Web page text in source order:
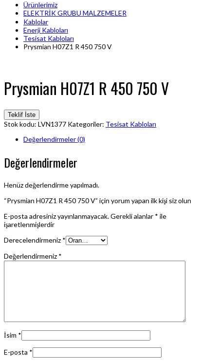
Ürünlerimiz
ELEKTRİK GRUBU MALZEMELER
Kablolar
Enerji Kabloları
Tesisat Kabloları
Prysmian H07Z1 R 450 750 V
Prysmian H07Z1 R 450 750 V
Teklif İste
Stok kodu: LVN1377 Kategoriler: Tesisat Kabloları
Değerlendirmeler (0)
Değerlendirmeler
Henüz değerlendirme yapılmadı.
“Prysmian H07Z1 R 450 750 V” için yorum yapan ilk kişi siz olun
E-posta adresiniz yayınlanmayacak.Gerekli alanlar * ile
işaretlenmişlerdir
Derecelendirmeniz *
Değerlendirmeniz *
İsim *
E-posta *